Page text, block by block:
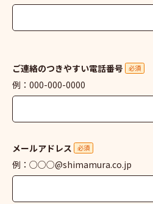
ご連絡のつきやすい電話番号 必須
例：000-000-0000
メールアドレス 必須
例：○○○@shimamura.co.jp